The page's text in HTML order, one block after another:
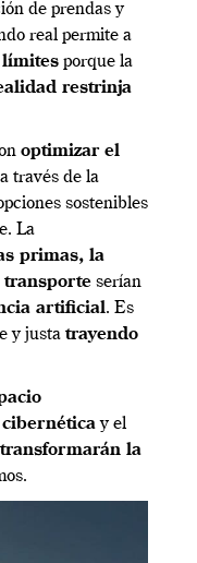
de prendas y
real permite a
porque la
restrinja
optimizar el
a través de la
sostenibles
La
primas, la
transporte serían
artificial. Es
y justa trayendo
y el
transformarán la